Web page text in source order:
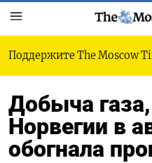
Поддержите The Moscow
Добыча
Норвегии в
обогнала